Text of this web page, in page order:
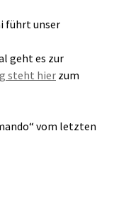
führt unser
geht es zur
steht hierzum
vom letzten